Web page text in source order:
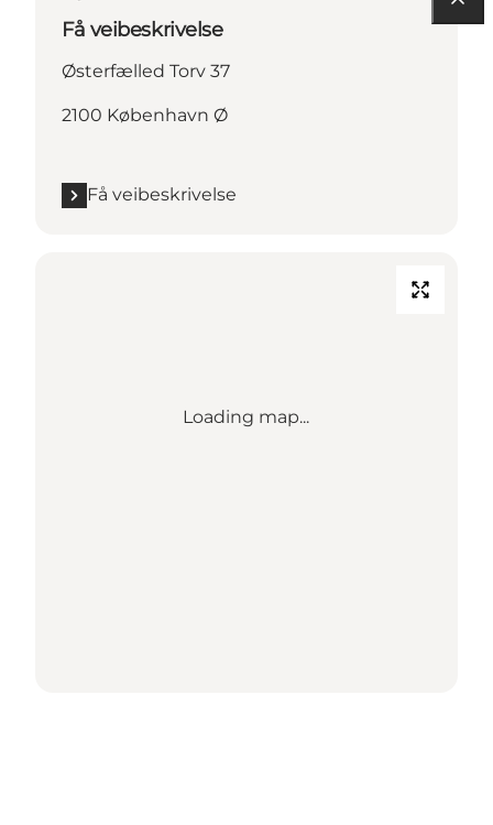
Få veibeskrivelse
Østerfælled Torv 37
2100 København Ø
Få veibeskrivelse
Loading map...